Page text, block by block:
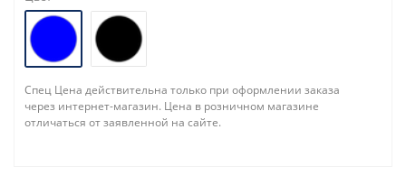
Спец Цена действительна только при оформлении заказа
через интернет-магазин. Цена в розничном магазине
отличаться от заявленной на сайте.